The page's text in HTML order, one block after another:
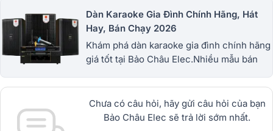
Dàn Karaoke Gia Đình Chính Hãng, Hát
Hay, Bán Chạy 2026
Khám phá dàn karaoke gia đình chính hãng
giá tốt tại Bảo Châu Elec.Nhiều mẫu bán
dBTechnologies, Philips Cao
Cấp.1900.0255
Chưa có câu hỏi, hãy gửi câu hỏi của bạn
Bảo Châu Elec sẽ trả lời sớm nhất.